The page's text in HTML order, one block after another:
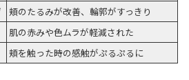
頬のたるみが改善、輪郭がすっきり
肌の赤みや色ムラが軽減された
頬を触った時の感触がぷるぷるに